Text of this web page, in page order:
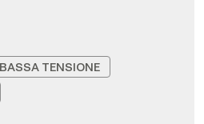
BASSA TENSIONE